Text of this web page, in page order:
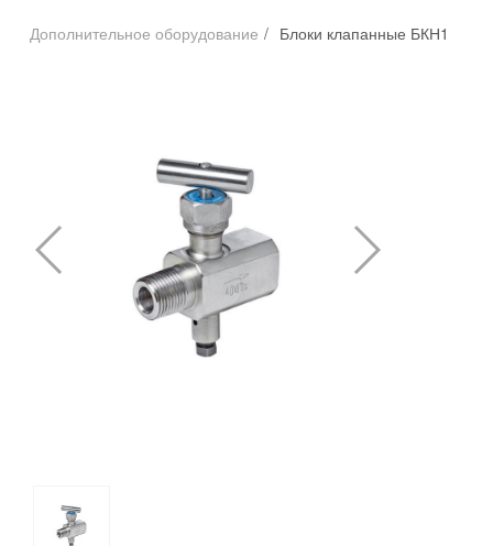
Дополнительное оборудование / Блоки клапанные БКН1